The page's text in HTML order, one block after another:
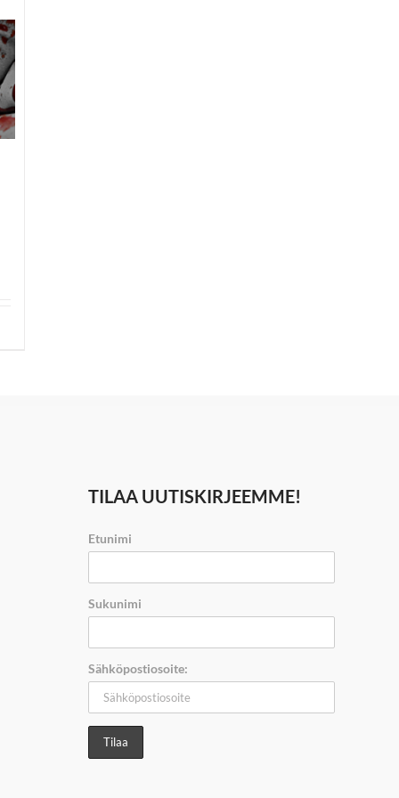
TILAA UUTISKIRJEEMME!
Etunimi
Sukunimi
Sähköpostiosoite: